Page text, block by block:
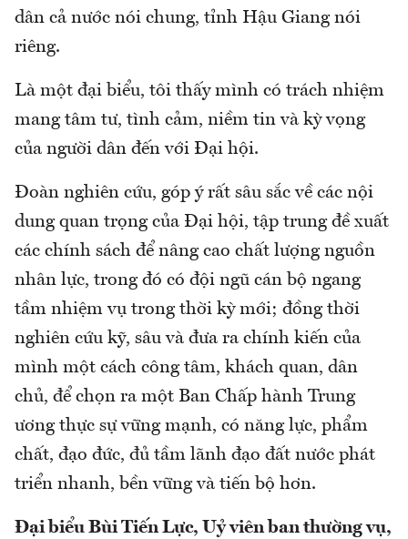
dân cả nước nói chung, tỉnh Hậu Giang nói
riêng.
Là một đại biểu, tôi thấy mình có trách nhiệm
mang tâm tư, tình cảm, niềm tin và kỳ vọng
của người dân đến với Đại hội.
Đoàn nghiên cứu, góp ý rất sâu sắc về các nội
dung quan trọng của Đại hội, tập trung đề xuất
các chính sách để nâng cao chất lượng nguồn
nhân lực, trong đó có đội ngũ cán bộ ngang
tầm nhiệm vụ trong thời kỳ mới; đồng thời
nghiên cứu kỹ, sâu và đưa ra chính kiến của
mình một cách công tâm, khách quan, dân
chủ, để chọn ra một Ban Chấp hành Trung
ương thực sự vững mạnh, có năng lực, phẩm
chất, đạo đức, đủ tầm lãnh đạo đất nước phát
triển nhanh, bền vững và tiến bộ hơn.
Đại biểu Bùi Tiến Lực, Uỷ viên ban thường vụ,